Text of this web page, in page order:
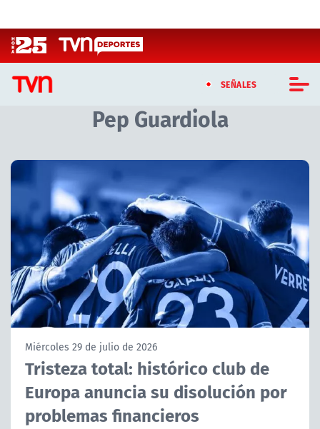
SEÑALES
CASTING MASTERCHEF CHILE
CASTING TVN VERTICAL
TVN VERTICAL
TVN PLAY
PROGRAMAS
TELESERIES
ACTUALIDAD Y TENDENCIAS
CORPORATIVO Y TRANSPARENCIA
Pep Guardiola
Artículos relacionados con Pep Guardiola
Miércoles 29 de julio de 2026
Tristeza total: histórico club de
Europa anuncia su disolución por
problemas financieros